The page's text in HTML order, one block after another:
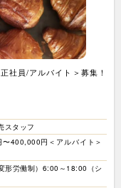
社員/アルバイト＞募集！
スタッフ
400,000円＜アルバイト＞
形労働制）6:00～18:00（シ